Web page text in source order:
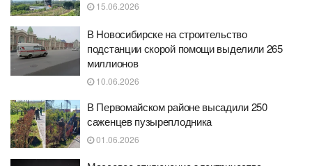
15.06.2026
В Новосибирске на строительство
подстанции скорой помощи выделили 265
миллионов
10.06.2026
В Первомайском районе высадили 250
саженцев пузыреплодника
01.06.2026